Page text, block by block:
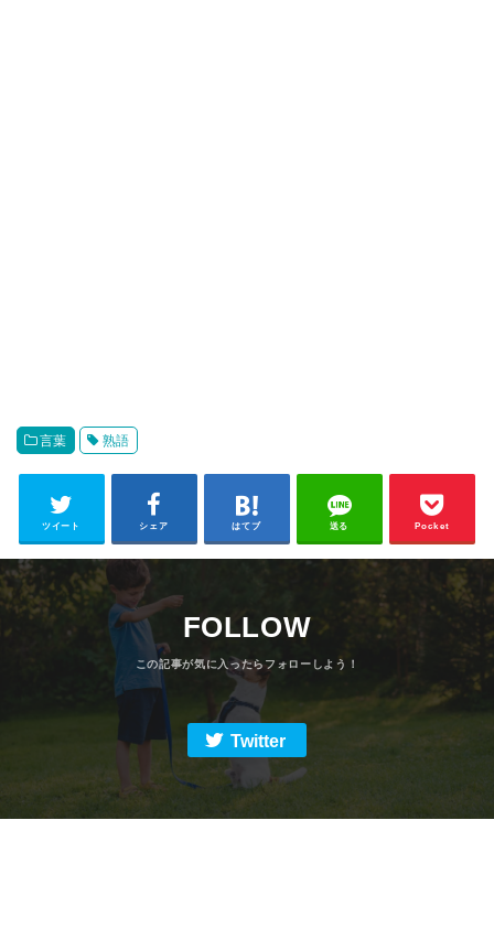
言葉 熟語
ツイート シェア はてブ 送る Pocket
FOLLOW
Twitter